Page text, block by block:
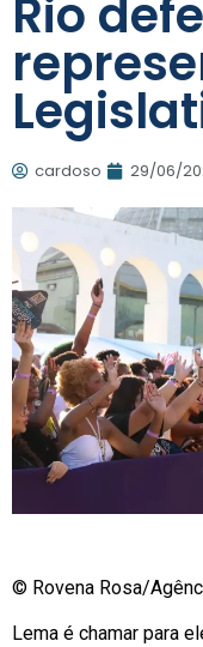
Rio
cardoso 29/06/
© Rovena Rosa/
Lema é chamar para